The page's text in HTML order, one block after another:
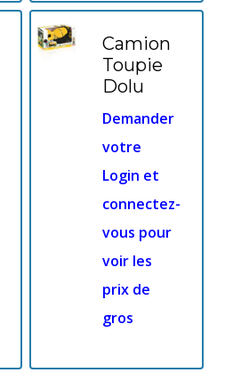
Camion
Toupie
Dolu
Demander
votre
Login et
connectez-
vous pour
voir les
prix de
gros